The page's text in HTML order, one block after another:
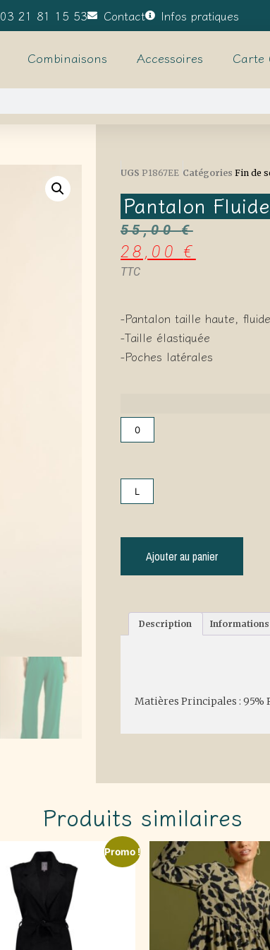
03 21 81 15 53 Contact Infos pratiques
Combinaisons Accessoires Carte
UGS P1867EE Catégories Fin de
Pantalon
55,00€
28,00€
TTC
-Pantalon taille haute, fluide
-Taille élastiquée
-Poches latérales
0
L
Ajouter au panier
Description
Matières Principales : 95%
Produits similaires
Promo !